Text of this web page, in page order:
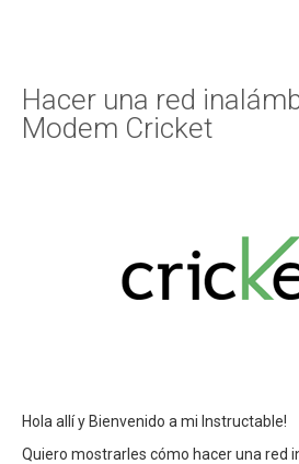
Hacer una red
Modem Cricket
Hola allí y Bienvenido a mi Instructable!
Quiero mostrarles cómo hacer una red